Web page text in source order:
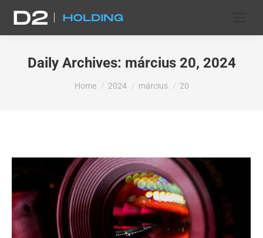
Daily Archives: március 20, 2024
You are here:
Home 2024 március 20